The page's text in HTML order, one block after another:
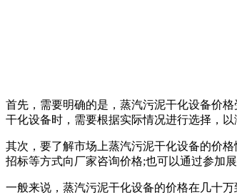
首先，需要明确的是，蒸汽污泥干化设备价
干化设备时，需要根据实际情况进行选择，
其次，要了解市场上蒸汽污泥干化设备的价
招标等方式向厂家咨询价格;也可以通过参加
一般来说，蒸汽污泥干化设备的价格在几十